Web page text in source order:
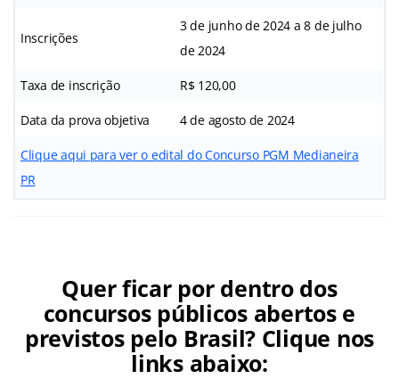
Inscrições
3 de junho de 2024 a 8 de julho
de 2024
Taxa de inscrição R$ 120,00
Data da prova objetiva 4 de agosto de 2024
Clique aqui para ver o edital do Concurso PGM Medianeira
PR
Quer ficar por dentro dos
concursos públicos abertos e
previstos pelo Brasil? Clique nos
links abaixo: